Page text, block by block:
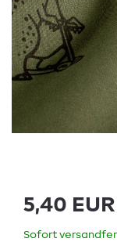
5,40 EUR
Sofort